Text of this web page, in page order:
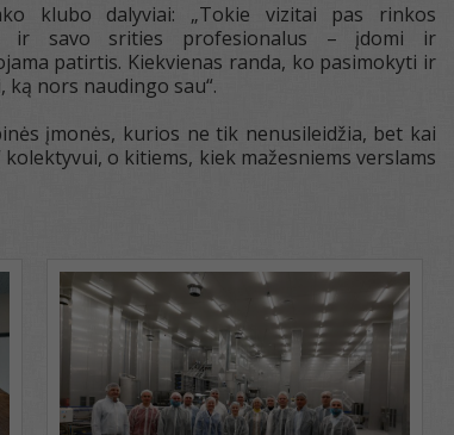
klubo dalyviai: „Tokie vizitai pas rinkos
ir savo srities profesionalus – įdomi ir
patirtis. Kiekvienas randa, ko pasimokyti ir
ką nors naudingo sau“.
įmonės, kurios ne tik nenusileidžia, bet kai
o kitiems, kiek mažesniems verslams